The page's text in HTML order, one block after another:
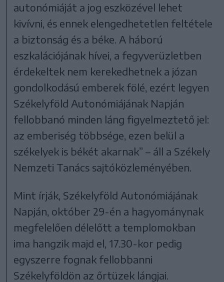
autonómiáját a jog eszközével lehet
kivívni, és ennek elengedhetetlen feltétele
a biztonság és a béke. A háború
eszkalációjának hívei, a fegyverüzletben
érdekeltek nem kerekedhetnek a józan
gondolkodású emberek fölé, ezért legyen
Székelyföld Autonómiájának Napján
fellobbanó minden láng figyelmeztető jel:
az emberiség többsége, ezen belül a
székelyek is békét akarnak” – áll a Székely
Nemzeti Tanács sajtóközleményében.
Mint írják, Székelyföld Autonómiájának
Napján, október 29-én a hagyománynak
megfelelően délelőtt a templomokban
ima hangzik majd el, 17.30-kor pedig
egyszerre fognak fellobbanni
Székelyföldön az őrtüzek lángjai.